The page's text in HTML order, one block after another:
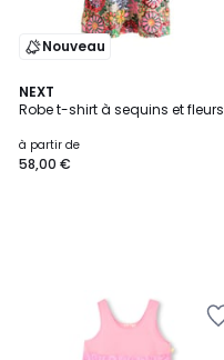
Nouveau
NEXT
Robe t-shirt à sequins et fleurs
à partir de
58,00 €